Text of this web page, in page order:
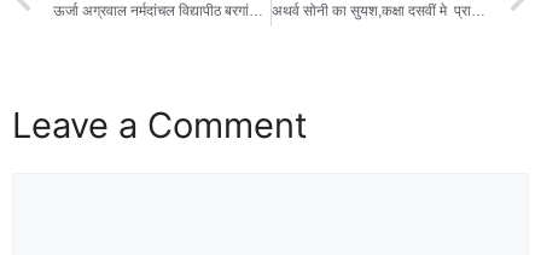
अथर्व सोनी का सुयश,कक्षा दसवीं मे प्राप्त किये 96% अंक
Leave a Comment